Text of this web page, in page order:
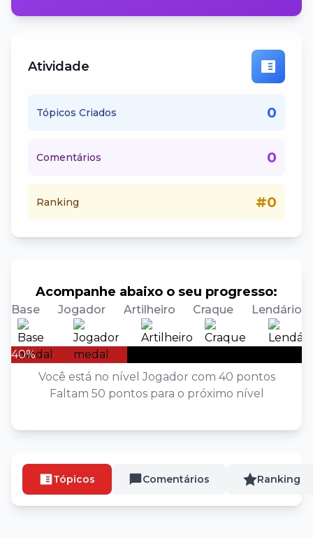
Atividade
Tópicos Criados 0
Comentários 0
Ranking #0
Acompanhe abaixo o seu progresso:
Base Jogador Artilheiro Craque Lendário
40%
Você está no nível Jogador com 40 pontos
Faltam 50 pontos para o próximo nível
Tópicos Comentários Ranking